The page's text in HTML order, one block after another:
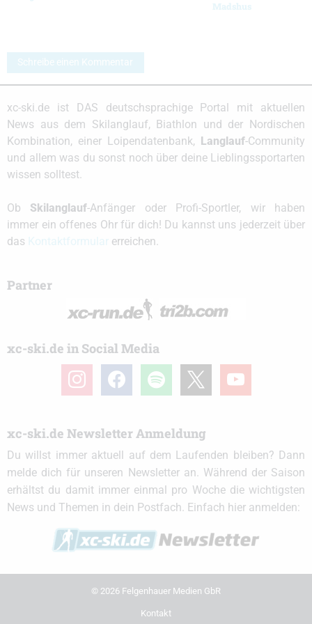
Madshus
Schreibe einen Kommentar
xc-ski.de ist DAS deutschsprachige Portal mit aktuellen
News aus dem Skilanglauf, Biathlon und der Nordischen
Kombination, einer Loipendatenbank, Langlauf-Community
und allem was du sonst noch über deine Lieblingssportarten
wissen solltest.
Ob Skilanglauf-Anfänger oder Profi-Sportler, wir haben
immer ein offenes Ohr für dich! Du kannst uns jederzeit über
das
erreichen.
Partner
xc-ski.de in Social Media
instagramfacebook spotify youtube
xc-ski.de Newsletter Anmeldung
Du willst immer aktuell auf dem Laufenden bleiben? Dann
melde dich für unseren Newsletter an. Während der Saison
erhältst du damit immer einmal pro Woche die wichtigsten
News und Themen in dein Postfach. Einfach hier anmelden:
© 2026 Felgenhauer Medien GbR
Kontakt